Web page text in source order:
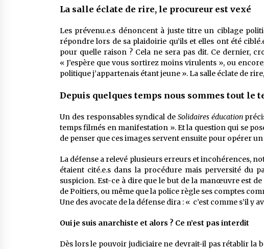
La salle éclate de rire, le procureur est vexé
Les prévenu.e.s dénoncent à juste titre un ciblage
répondre lors de sa plaidoirie qu’ils et elles ont été
pour quelle raison ? Cela ne sera pas dit. Ce dernier,
« J’espère que vous sortirez moins virulents », ou
politique j’appartenais étant jeune ». La salle éclate de
Depuis quelques temps nous sommes tout
Un des responsables syndical de Solidaires éducation
temps filmés en manifestation ». Et la question qui se
de penser que ces images servent ensuite pour opérer
La défense a relevé plusieurs erreurs et incohérences,
étaient cité.e.s dans la procédure mais perversité du
suspicion. Est-ce à dire que le but de la manœuvre est
de Poitiers, ou même que la police règle ses comptes
Une des avocate de la défense dira : « c’est comme s’il y
Oui je suis anarchiste et alors ? Ce n’est pas interdit
Dès lors le pouvoir judiciaire ne devrait-il pas rétablir la